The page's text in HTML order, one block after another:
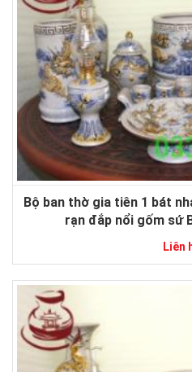
Bộ ban thờ gia tiên 1 bát
rạn đắp nổi gốm sứ
Liên